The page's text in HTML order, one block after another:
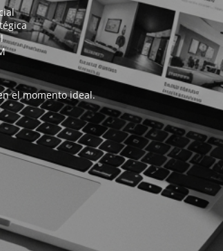
el momento ideal.